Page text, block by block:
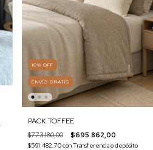
10% OFF
ENVÍO GRATIS
PACK TOFFEE
$773.180,00 $695.862,00
$591.482,70conTransferencia o depósito